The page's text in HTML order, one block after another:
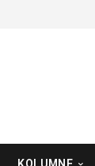
KOLUMNE